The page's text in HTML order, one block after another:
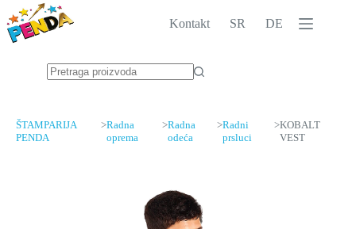
to
content
Kontakt SR DE
ŠTAMPARIJA
PENDA
>Radna
oprema
>Radna
odeća
>Radni
prsluci
>KOBALT
VEST